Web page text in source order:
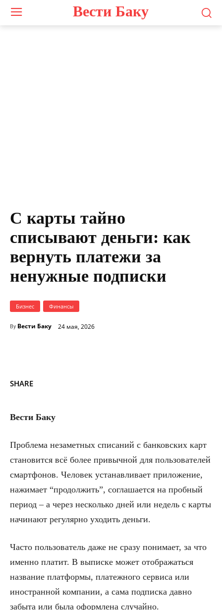
Вести Баку
С карты тайно
списывают деньги: как
вернуть платежи за
ненужные подписки
Бизнес Финансы
By Вести Баку 24 мая, 2026
SHARE
Вести Баку
Проблема незаметных списаний с банковских карт
становится всё более привычной для пользователей
смартфонов. Человек устанавливает приложение,
нажимает “продолжить”, соглашается на пробный
период – а через несколько дней или недель с карты
начинают регулярно уходить деньги.
Часто пользователь даже не сразу понимает, за что
именно платит. В выписке может отображаться
название платформы, платежного сервиса или
иностранной компании, а сама подписка давно
забыта или была оформлена случайно.